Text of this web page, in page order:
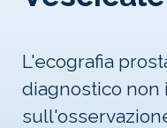
L'ecografia
diagnostico non